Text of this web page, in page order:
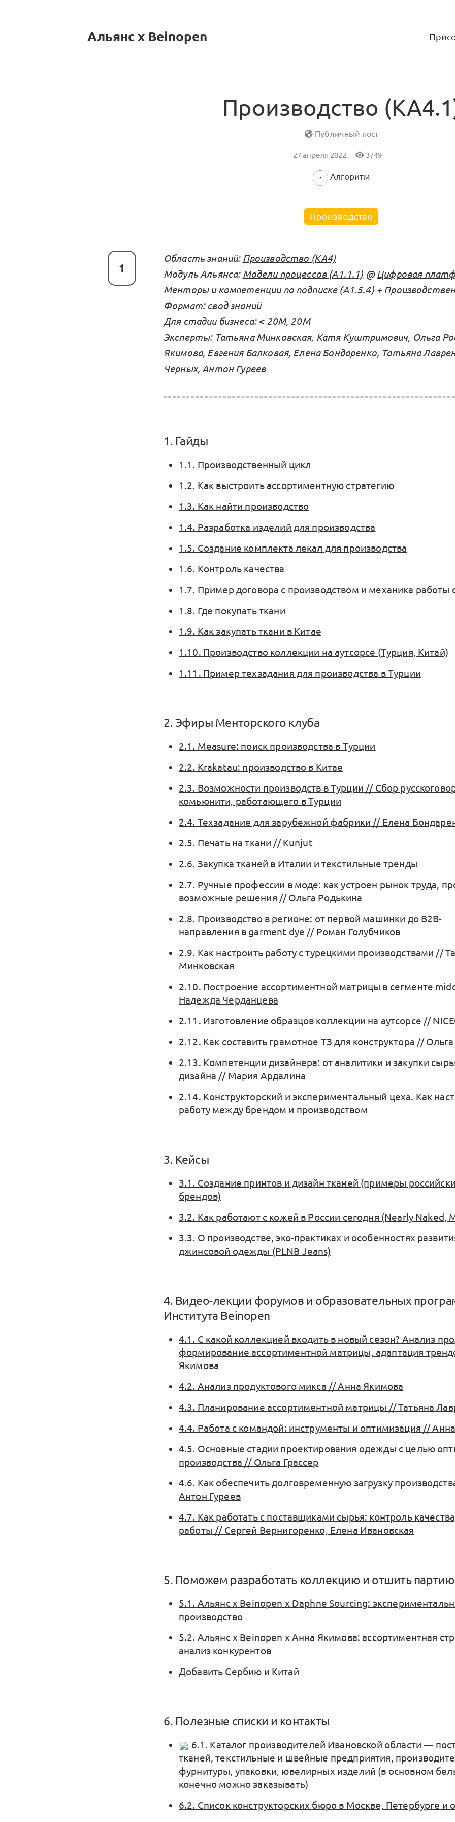
Альянс x Beinopen
Производство
Публичный пост
27 апреля 2022 3749
Алгоритм
Производство
1
Область знаний: Производство (KA4)
Модуль Альянса: Модели процессов (А1.1.1) @ Цифровая
Менторы и компетенции по подписке (А1.5.4) +
Формат: свод знаний
Для стадии бизнеса: < 20М, 20М
Эксперты: Татьяна Минковская, Катя Куштримович, Ольга
Якимова, Евгения Балковая, Елена Бондаренко, Татьяна
Черных, Антон Гуреев
1. Гайды
1.1. Производственный цикл
1.2. Как выстроить ассортиментную стратегию
1.3. Как найти производство
1.4. Разработка изделий для производства
1.5. Создание комплекта лекал для производства
1.6. Контроль качества
1.7. Пример договора с производством и механика работы
1.8. Где покупать ткани
1.9. Как закупать ткани в Китае
1.10. Производство коллекции на аутсорсе (Турция, Китай)
1.11. Пример техзадания для производства в Турции
2. Эфиры Менторского клуба
2.1. Measure: поиск производства в Турции
2.2. Krakatau: производство в Китае
2.3. Возможности производств в Турции // Сбор
комьюнити, работающего в Турции
2.4. Техзадание для зарубежной фабрики // Елена
2.5. Печать на ткани // Kunjut
2.6. Закупка тканей в Италии и текстильные тренды
2.7. Ручные профессии в моде: как устроен рынок труда,
возможные решения // Ольга Родькина
2.8. Производство в регионе: от первой машинки до B2B-
направления в garment dye // Роман Голубчиков
2.9. Как настроить работу с турецкими производствами //
Минковская
2.10. Построение ассортиментной матрицы в сегменте
Надежда Черданцева
2.11. Изготовление образцов коллекции на аутсорсе //
2.12. Как составить грамотное ТЗ для конструктора //
2.13. Компетенции дизайнера: от аналитики и закупки
дизайна // Мария Ардалина
2.14. Конструкторский и экспериментальный цеха. Как
работу между брендом и производством
3. Кейсы
3.1. Создание принтов и дизайн тканей (примеры
брендов)
3.2. Как работают с кожей в России сегодня (Nearly Naked,
3.3. О производстве, эко-практиках и особенностях
джинсовой одежды (PLNB Jeans)
4. Видео-лекции форумов и образовательных
Института Beinopen
4.1. С какой коллекцией входить в новый сезон? Анализ
формирование ассортиментной матрицы, адаптация
Якимова
4.2. Анализ продуктового микса // Анна Якимова
4.3. Планирование ассортиментной матрицы // Татьяна
4.4. Работа с командой: инструменты и оптимизация //
4.5. Основные стадии проектирования одежды с целью
производства // Ольга Грассер
4.6. Как обеспечить долговременную загрузку
Антон Гуреев
4.7. Как работать с поставщиками сырья: контроль
работы // Сергей Вернигоренко, Елена Ивановская
5. Поможем разработать коллекцию и отшить партию
5.1. Альянс x Beinopen x Daphne Sourcing:
производство
5.2. Альянс x Beinopen x Анна Якимова: ассортиментная
анализ конкурентов
Добавить Сербию и Китай
6. Полезные списки и контакты
6.1. Каталог производителей Ивановской области —
тканей, текстильные и швейные предприятия,
фурнитуры, упаковки, ювелирных изделий (в основном
конечно можно заказывать)
6.2. Список конструкторских бюро в Москве, Петербурге и